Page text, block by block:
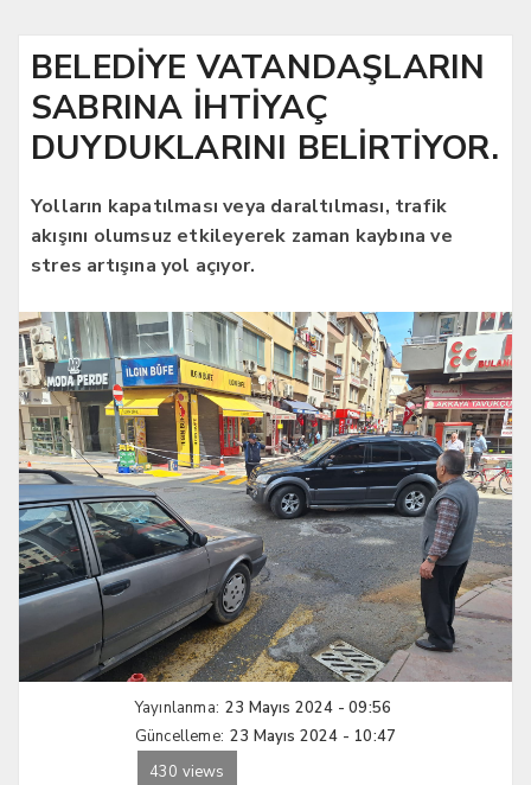
BELEDİYE VATANDAŞLARIN
SABRINA İHTİYAÇ
DUYDUKLARINI BELİRTİYOR.
Yolların kapatılması veya daraltılması, trafik
akışını olumsuz etkileyerek zaman kaybına ve
stres artışına yol açıyor.
Yayınlanma: 23 Mayıs 2024 - 09:56
Güncelleme: 23 Mayıs 2024 - 10:47
430 views